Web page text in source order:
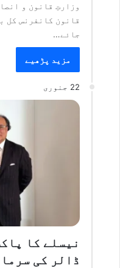
وزارتِ قانون و
قانون کانفرنس کل
جائے…
مزید پڑھیے
22 جنوری
ڈالر کی